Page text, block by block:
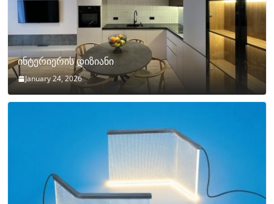
ინტერიერის დიზიანი
January 24, 2026